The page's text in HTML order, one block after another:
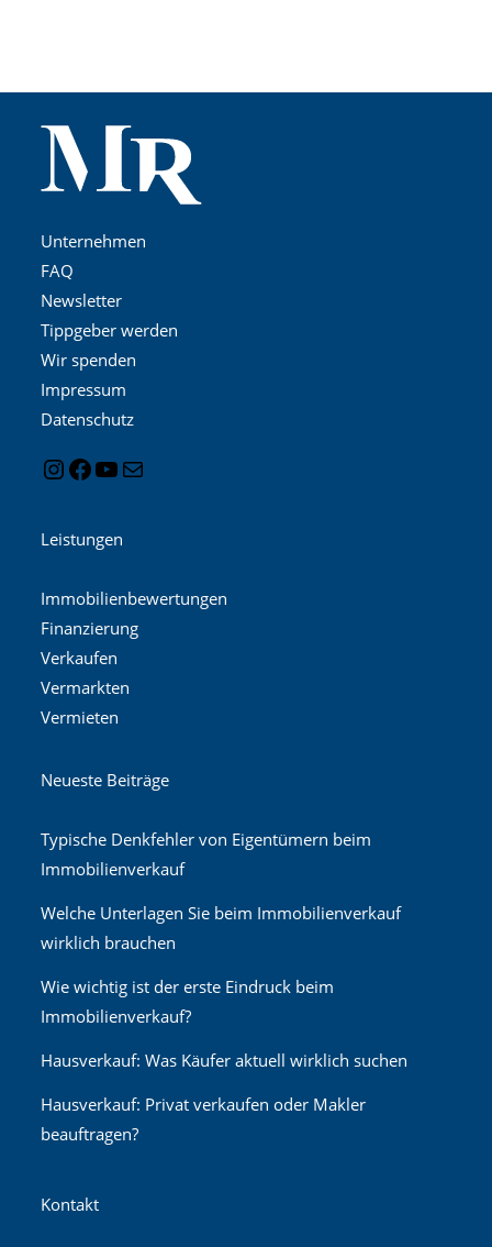
Unternehmen
FAQ
Newsletter
Tippgeber werden
Wir spenden
Impressum
Datenschutz
Leistungen
Immobilienbewertungen
Finanzierung
Verkaufen
Vermarkten
Vermieten
Neueste Beiträge
Typische Denkfehler von Eigentümern beim
Immobilienverkauf
Welche Unterlagen Sie beim Immobilienverkauf
wirklich brauchen
Wie wichtig ist der erste Eindruck beim
Immobilienverkauf?
Hausverkauf: Was Käufer aktuell wirklich suchen
Hausverkauf: Privat verkaufen oder Makler
beauftragen?
Kontakt